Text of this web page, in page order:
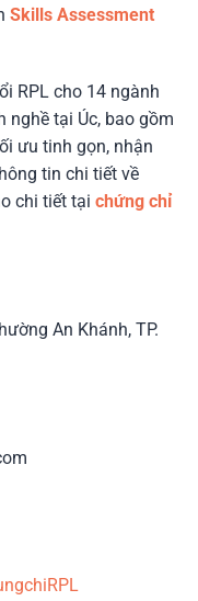
Skills Assessment
RPL cho 14 ngành
nghề tại Úc, bao gồm
ưu tinh gọn, nhận
tin chi tiết về
chi tiết tại chứng chỉ
An Khánh, TP.